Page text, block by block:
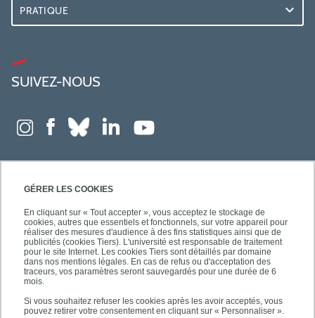
GÉRER LES COOKIES
En cliquant sur « Tout accepter », vous acceptez le stockage de
cookies, autres que essentiels et fonctionnels, sur votre appareil pour
réaliser des mesures d'audience à des fins statistiques ainsi que de
publicités (cookies Tiers). L'université est responsable de traitement
pour le site Internet. Les cookies Tiers sont détaillés par domaine
dans nos mentions légales. En cas de refus ou d'acceptation des
traceurs, vos paramètres seront sauvegardés pour une durée de 6
mois.
Si vous souhaitez refuser les cookies après les avoir acceptés, vous
pouvez retirer votre consentement en cliquant sur « Personnaliser ».
PRATIQUE
SUIVEZ-NOUS